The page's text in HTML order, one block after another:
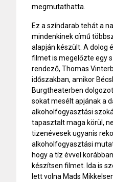
megmutathatta.
Ez a színdarab tehát a
mindenkinek című
alapján készült. A dolog
filmet is megelőzte egy
rendező, Thomas
időszakban, amikor
Burgtheaterben
sokat mesélt apjának a
alkoholfogyasztási
tapasztalt maga körül,
tizenévesek ugyanis
alkoholfogyasztási
hogy a tíz évvel
készítsen filmet. Ida is
lett volna Mads